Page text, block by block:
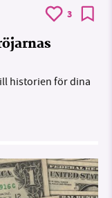
3
historien för dina